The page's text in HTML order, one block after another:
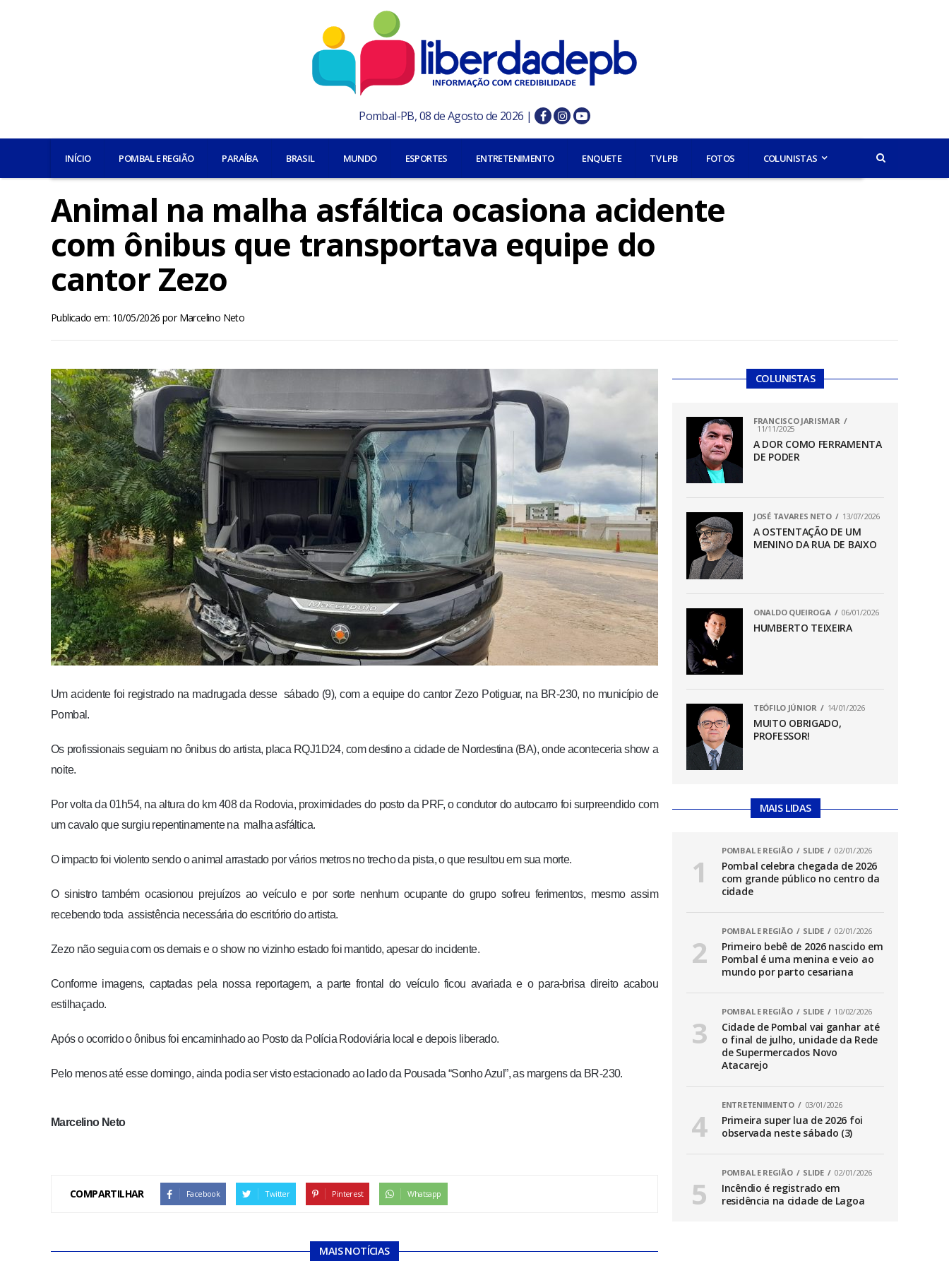
Pombal-PB, 08 de Agosto de 2026 |
INÍCIO POMBAL E REGIÃO PARAÍBA BRASIL MUNDO ESPORTES ENTRETENIMENTO ENQUETE TV LPB FOTOS COLUNISTAS
Animal na malha asfáltica ocasiona acidente
com ônibus que transportava equipe do
cantor Zezo
Publicado em: 10/05/2026 porMarcelino Neto
Um acidente foi registrado na madrugada desse sábado (9), com a equipe do cantor Zezo Potiguar, na BR-230, no município de
Pombal.
Os profissionais seguiam no ônibus do artista, placa RQJ1D24, com destino a cidade de Nordestina (BA), onde aconteceria show a
noite.
Por volta da 01h54, na altura do km 408 da Rodovia, proximidades do posto da PRF, o condutor do autocarro foi surpreendido com
um cavalo que surgiu repentinamente na malha asfáltica.
O impacto foi violento sendo o animal arrastado por vários metros no trecho da pista, o que resultou em sua morte.
O sinistro também ocasionou prejuízos ao veículo e por sorte nenhum ocupante do grupo sofreu ferimentos, mesmo assim
recebendo toda assistência necessária do escritório do artista.
Zezo não seguia com os demais e o show no vizinho estado foi mantido, apesar do incidente.
Conforme imagens, captadas pela nossa reportagem, a parte frontal do veículo ficou avariada e o para-brisa direito acabou
estilhaçado.
Após o ocorrido o ônibus foi encaminhado ao Posto da Polícia Rodoviária local e depois liberado.
Pelo menos até esse domingo, ainda podia ser visto estacionado ao lado da Pousada “Sonho Azul”, as margens da BR-230.
Marcelino Neto
COMPARTILHAR Facebook Twitter Pinterest Whatsapp
MAIS NOTÍCIAS
COLUNISTAS
FRANCISCO JARISMAR
11/11/2025
A DOR COMO FERRAMENTA
DE PODER
JOSÉ TAVARES NETO 13/07/2026
A OSTENTAÇÃO DE UM
MENINO DA RUA DE BAIXO
ONALDO QUEIROGA 06/01/2026
HUMBERTO TEIXEIRA
TEÓFILO JÚNIOR 14/01/2026
MUITO OBRIGADO,
PROFESSOR!
MAIS LIDAS
POMBAL E REGIÃO SLIDE 02/01/2026
Pombal celebra chegada de 2026
com grande público no centro da
cidade
POMBAL E REGIÃO SLIDE 02/01/2026
Primeiro bebê de 2026 nascido em
Pombal é uma menina e veio ao
mundo por parto cesariana
POMBAL E REGIÃO SLIDE 10/02/2026
Cidade de Pombal vai ganhar até
o final de julho, unidade da Rede
de Supermercados Novo
Atacarejo
ENTRETENIMENTO 03/01/2026
Primeira super lua de 2026 foi
observada neste sábado (3)
POMBAL E REGIÃO SLIDE 02/01/2026
Incêndio é registrado em
residência na cidade de Lagoa